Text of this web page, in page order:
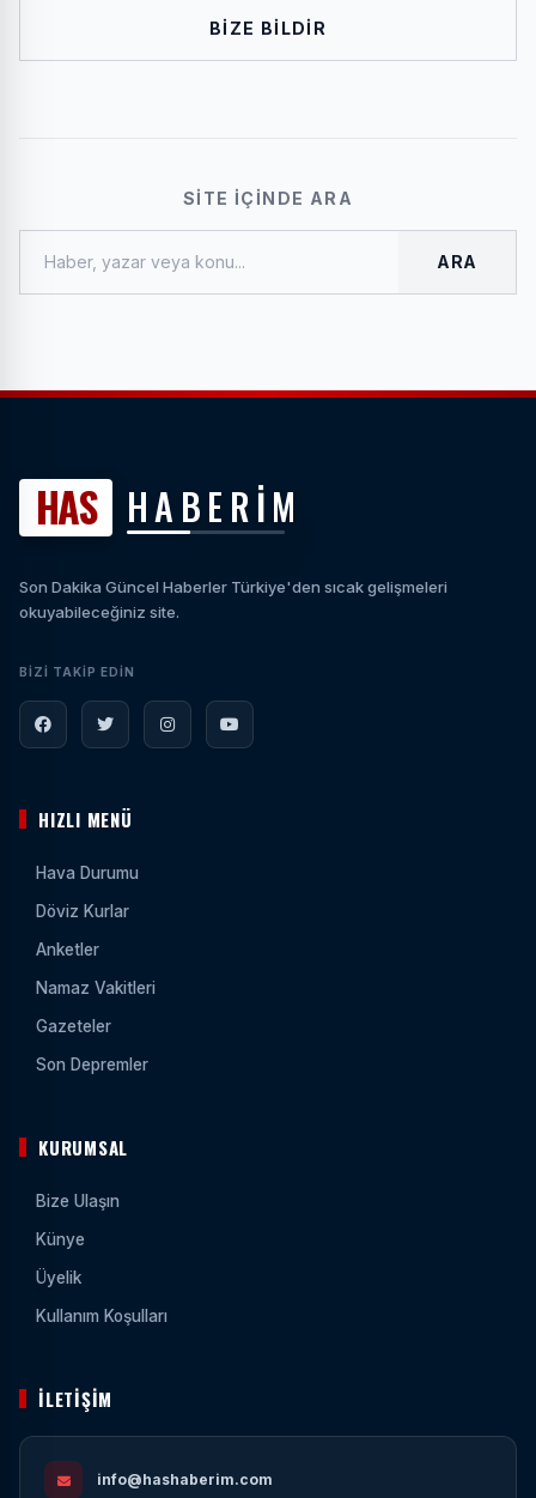
BIZE BILDIR
SITE İÇINDE ARA
ARA
HAS HABERİM
Son Dakika Güncel Haberler Türkiye'den sıcak gelişmeleri
okuyabileceğiniz site.
BIZI TAKIP EDIN
HIZLI MENÜ
Hava Durumu
Döviz Kurlar
Anketler
Namaz Vakitleri
Gazeteler
Son Depremler
KURUMSAL
Bize Ulaşın
Künye
Üyelik
Kullanım Koşulları
İLETIŞIM
info@hashaberim.com